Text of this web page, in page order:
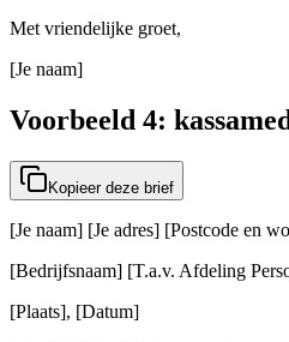
Met vriendelijke groet,
[Je naam]
Voorbeeld 4:
Kopieer deze brief
[Je naam] [Je adres] [Postcode en
[Bedrijfsnaam] [T.a.v. Afdeling
[Plaats], [Datum]